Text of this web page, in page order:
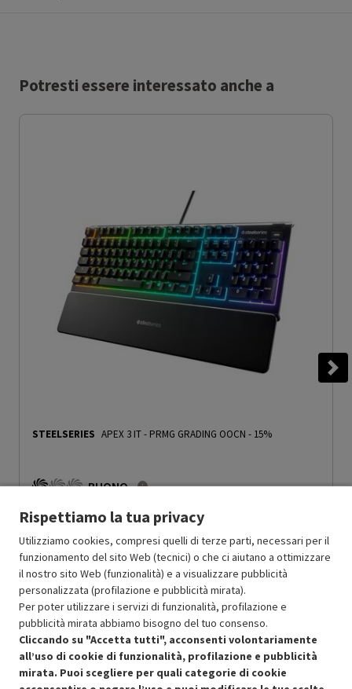
Potresti essere interessato anche a
STEELSERIES APEX 3 IT- PRMG GRADING OOCN - 15%
BUONO
O: Accessori principali presenti
C: Estetica prodotto buona
N: Prodotto funzionante
Prodotto Nuovo 49.99 -15%
Ricondizionato 42.49
Aggiungi al carrello
Rispettiamo la tua privacy
Utilizziamo cookies, compresi quelli di terze parti, necessari per il
funzionamento del sito Web (tecnici) o che ci aiutano a ottimizzare
il nostro sito Web (funzionalità) e a visualizzare pubblicità
personalizzata (profilazione e pubblicità mirata).
Per poter utilizzare i servizi di funzionalità, profilazione e
pubblicità mirata abbiamo bisogno del tuo consenso.
Cliccando su "Accetta tutti", acconsenti volontariamente
all’uso di cookie di funzionalità, profilazione e pubblicità
mirata. Puoi scegliere per quali categorie di cookie